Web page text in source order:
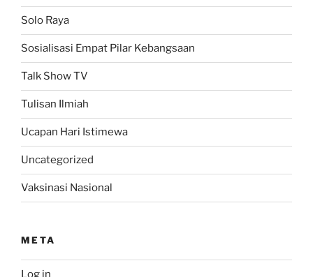
Solo Raya
Sosialisasi Empat Pilar Kebangsaan
Talk Show TV
Tulisan Ilmiah
Ucapan Hari Istimewa
Uncategorized
Vaksinasi Nasional
META
Log in